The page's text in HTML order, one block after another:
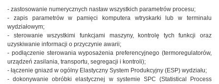
- zastosowanie numerycznych nastaw wszystkich parametrów procesu;
- zapis parametrów w pamięci komputera wtryskarki lub w terminalu
wydziałowym;
- sterowanie wszystkimi funkcjami maszyny, kontrolę tych funkcji oraz
uzyskiwanie informacji o przyczynie awarii;
- podłączenie sterowania wyposażenia preferencyjnego (termoregulatorów,
urządzeń zasilania, transportu, segregacji i kontroli);
- łączenie gniazd w ogólny Elastyczny System Produkcyjny (ESP) wydziału;
- dokonywanie obróbki elastycznej w systemie SPC (Statistical Process